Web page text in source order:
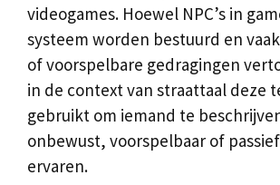
videogames. Hoewel NPC’s in
systeem worden bestuurd en
of voorspelbare gedragingen
in de context van straattaal deze
gebruikt om iemand te
onbewust, voorspelbaar of
ervaren.